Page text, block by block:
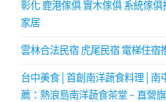
彰化 鹿港傢俱 實木傢俱 系統傢
家居
雲林合法民宿 虎尾民宿 電梯住宿
台中美食│首創南洋蔬食料理│南
薦：熱浪島南洋蔬食茶堂 - 直營